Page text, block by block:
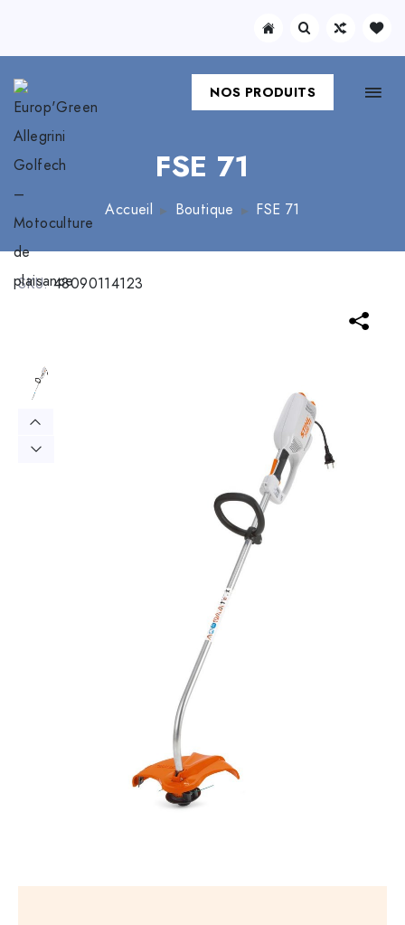
NOS PRODUITS
FSE 71
Accueil Boutique FSE 71
SKU:48090114123